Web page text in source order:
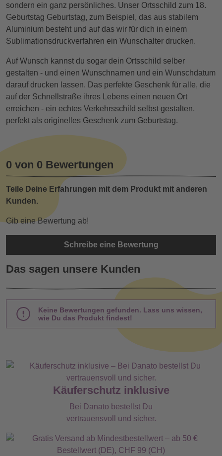
sondern ein ganz persönliches. Unser Ortsschild zum 18.
Geburtstag Geburtstag, zum Beispiel, das aus stabilem
Aluminium besteht und auf das wir für dich in einem
Sublimationsdruckverfahren ein Wunschalter drucken.
Auf Wunsch kannst du sogar dein Ortsschild selber
gestalten - und einen Wunschnamen und ein Wunschdatum
darauf drucken lassen. Das perfekte Geschenk für alle, die
auf der Schnellstraße ihres Lebens einen neuen Ort
erreichen - ein echtes Verkehrsschild selbst gestalten,
perfekt als originelles Geschenk zum Geburtstag.
0 von 0 Bewertungen
Teile Deine Erfahrungen mit dem Produkt mit anderen
Kunden.
Gib eine Bewertung ab!
Schreibe eine Bewertung
Das sagen unsere Kunden
Keine Bewertungen gefunden. Lass uns wissen,
wie Du das Produkt findest!
Käuferschutz inklusive
Bei Danato bestellst Du
vertrauensvoll und sicher.